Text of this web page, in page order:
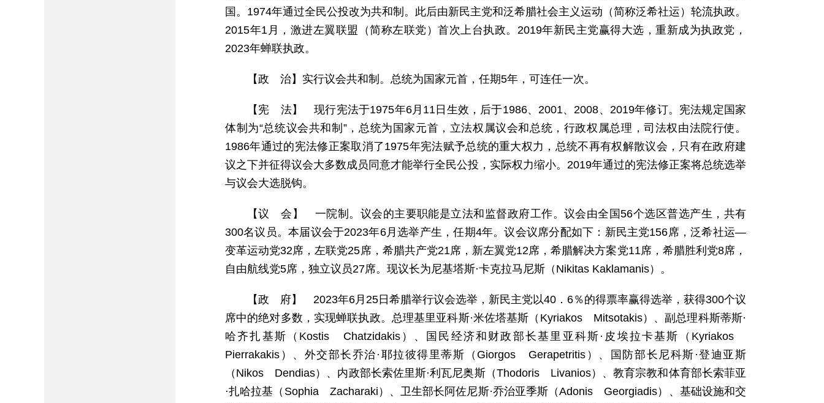
国。1974年通过全民公投改为共和制。此后由新民主党和泛希腊社会主义运动（简称泛希社运）轮流执政。
2015年1月，激进左翼联盟（简称左联党）首次上台执政。2019年新民主党赢得大选，重新成为执政党，
2023年蝉联执政。
【政 治】实行议会共和制。总统为国家元首，任期5年，可连任一次。
【宪 法】 现行宪法于1975年6月11日生效，后于1986、2001、2008、2019年修订。宪法规定国家
体制为“总统议会共和制”，总统为国家元首，立法权属议会和总统，行政权属总理，司法权由法院行使。
1986年通过的宪法修正案取消了1975年宪法赋予总统的重大权力，总统不再有权解散议会，只有在政府建
议之下并征得议会大多数成员同意才能举行全民公投，实际权力缩小。2019年通过的宪法修正案将总统选举
与议会大选脱钩。
【议 会】 一院制。议会的主要职能是立法和监督政府工作。议会由全国56个选区普选产生，共有
300名议员。本届议会于2023年6月选举产生，任期4年。议会议席分配如下：新民主党156席，泛希社运—
变革运动党32席，左联党25席，希腊共产党21席，新左翼党12席，希腊解决方案党11席，希腊胜利党8席，
自由航线党5席，独立议员27席。现议长为尼基塔斯·卡克拉马尼斯（Nikitas Kaklamanis）。
【政 府】 2023年6月25日希腊举行议会选举，新民主党以40．6％的得票率赢得选举，获得300个议
席中的绝对多数，实现蝉联执政。总理基里亚科斯·米佐塔基斯（Kyriakos Mitsotakis）、副总理科斯蒂斯·
哈齐扎基斯（Kostis Chatzidakis）、国民经济和财政部长基里亚科斯·皮埃拉卡基斯（Kyriakos
Pierrakakis）、外交部长乔治·耶拉彼得里蒂斯（Giorgos Gerapetritis）、国防部长尼科斯·登迪亚斯
（Nikos Dendias）、内政部长索佐里斯·利瓦尼奥斯（Thodoris Livanios）、教育宗教和体育部长索菲亚
·扎哈拉基（Sophia Zacharaki）、卫生部长阿佐尼斯·乔治亚季斯（Adonis Georgiadis）、基础设施和交